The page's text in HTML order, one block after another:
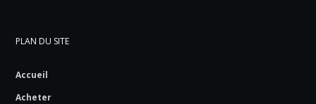
PLAN DU SITE
Accueil
Acheter